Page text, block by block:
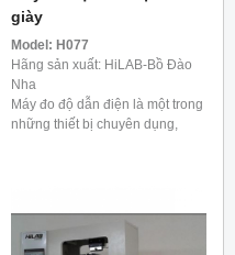
giày
Model: H077
Hãng sản xuất: HiLAB-Bồ Đào
Nha
Máy đo độ dẫn điện là một trong
những thiết bị chuyên dụng,